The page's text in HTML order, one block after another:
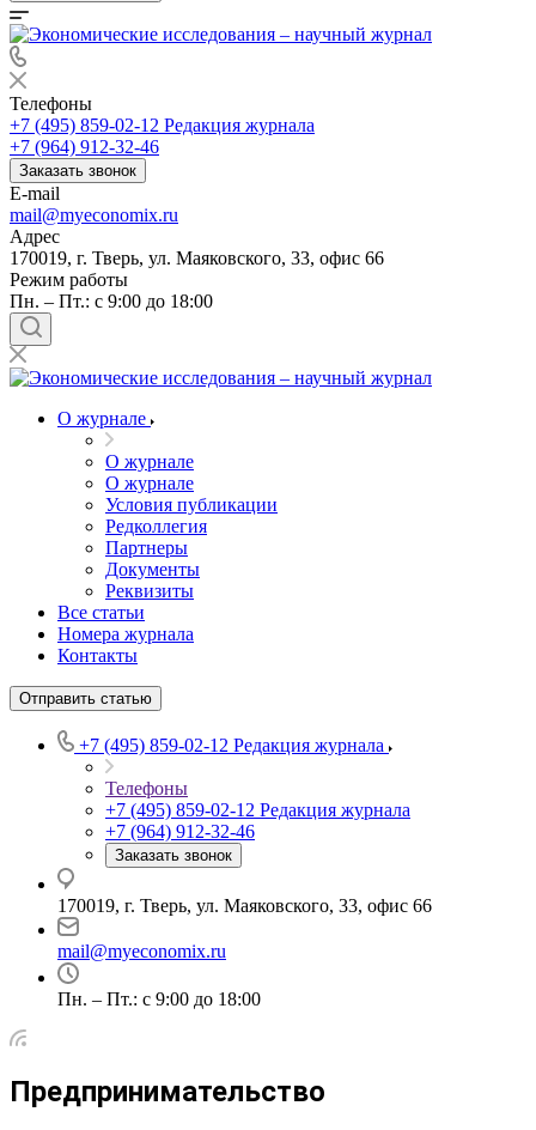
Телефоны
+7 (495) 859-02-12 Редакция журнала
+7 (964) 912-32-46
Заказать звонок
E-mail
mail@myeconomix.ru
Адрес
170019, г. Тверь, ул. Маяковского, 33, офис 66
Режим работы
Пн. – Пт.: с 9:00 до 18:00
О журнале
О журнале
О журнале
Условия публикации
Редколлегия
Партнеры
Документы
Реквизиты
Все статьи
Номера журнала
Контакты
Отправить статью
+7 (495) 859-02-12 Редакция журнала
Телефоны
+7 (495) 859-02-12 Редакция журнала
+7 (964) 912-32-46
Заказать звонок
170019, г. Тверь, ул. Маяковского, 33, офис 66
mail@myeconomix.ru
Пн. – Пт.: с 9:00 до 18:00
Предпринимательство